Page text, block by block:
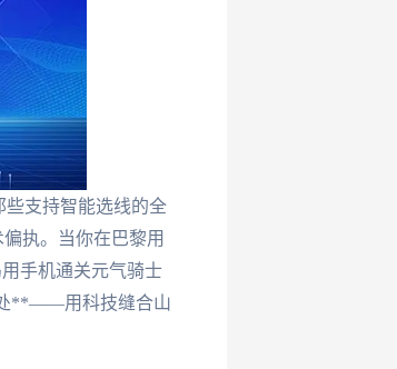
支持智能选线的全
执。当你在巴黎用
手机通关元气骑士
处**——用科技缝合山